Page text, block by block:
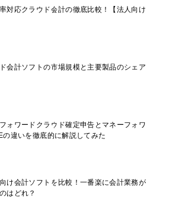
対応クラウド会計の徹底比較！【法人向け
会計ソフトの市場規模と主要製品のシェア
ォワードクラウド確定申告とマネーフォワ
の違いを徹底的に解説してみた
け会計ソフトを比較！一番楽に会計業務が
はどれ？